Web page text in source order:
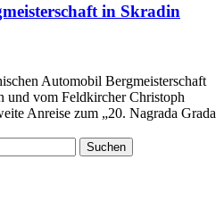
in Skradin
Automobil Bergmeisterschaft
und vom Feldkircher Christoph
Anreise zum „20. Nagrada Grada